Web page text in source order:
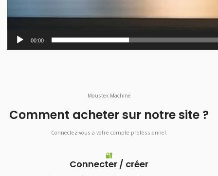
Moustex Machine
Comment acheter sur notre site ?
Connectez-vous à votre compte professionnel.
🔐
Connecter / créer
00:00